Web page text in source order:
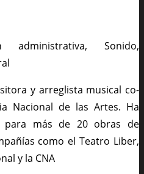
administrativa, Sonido,
y arreglista musical co-
Nacional de las Artes. Ha
para más de 20 obras de
como el Teatro Liber,
y la CNA